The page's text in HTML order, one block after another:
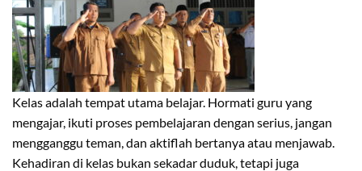
Kelas adalah tempat utama belajar. Hormati guru yang
mengajar, ikuti proses pembelajaran dengan serius, jangan
mengganggu teman, dan aktiflah bertanya atau menjawab.
Kehadiran di kelas bukan sekadar duduk, tetapi juga